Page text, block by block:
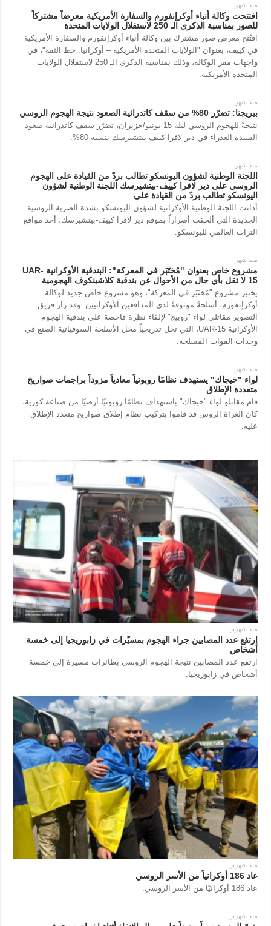
منذ شهر
افتتحت وكالة أنباء أوكرإنفورم والسفارة الأمريكية معرضاً مشتركاً
للصور بمناسبة الذكرى الـ 250 لاستقلال الولايات المتحدة
افتُتح معرض صور مشترك بين وكالة أنباء أوكرإنفورم والسفارة الأمريكية
في كييف، بعنوان "الولايات المتحدة الأمريكية – أوكرانيا: خط الثقة"، في
واجهات مقر الوكالة، وذلك بمناسبة الذكرى الـ 250 لاستقلال الولايات
المتحدة الأمريكية.
منذ شهر
بيريجنا: تضرّر 80% من سقف كاتدرائية الصعود نتيجة الهجوم الروسي
نتيجةً للهجوم الروسي ليلة 15 يونيو/حزيران، تضرّر سقف كاتدرائية صعود
السيدة العذراء في دير لافرا كييف بيتشيرسك بنسبة 80%.
منذ شهر
اللجنة الوطنية لشؤون اليونسكو تطالب بردّ من القيادة على الهجوم
الروسي على دير لافرا كييف-بيتشيرسك اللجنة الوطنية لشؤون
اليونسكو تطالب بردّ من القيادة على
أدانت اللجنة الوطنية الأوكرانية لشؤون اليونسكو بشدة الضربة الروسية
الجديدة التي ألحقت أضراراً بموقع دير لافرا كييف-بيتشيرسك، أحد مواقع
التراث العالمي لليونسكو.
منذ شهر
مشروع خاص بعنوان "مُختَبَر في المعركة": البندقية الأوكرانية UAR-
15 لا تقل بأي حال من الأحوال عن بندقية كلاشينكوف الهجومية
يختبر مشروع "مُختَبَر في المعركة"، وهو مشروع خاص جديد لوكالة
أوكرإنفورم، أسلحةً موثوقةً لدى المدافعين الأوكرانيين. وقد زار فريق
التصوير مقاتلي لواء "روبيج" لإلقاء نظرة فاحصة على بندقية الهجوم
الأوكرانية UAR-15، التي تحل تدريجياً محل الأسلحة السوفياتية الصنع في
وحدات القوات المسلحة.
منذ شهر
لواء "خيجاك" يستهدف نظامًا روبوتياً معادياً مزوداً براجمات صواريخ
متعددة الإطلاق
قام مقاتلو لواء "خيجاك" باستهداف نظامًا روبوتيًا أرضيًا من صناعة كورية،
كان الغزاة الروس قد قاموا بتركيب نظام إطلاق صواريخ متعدد الإطلاق
عليه.
منذ شهرين
ارتفع عدد المصابين جراء الهجوم بمسيّرات في زابوريجيا إلى خمسة
أشخاص
ارتفع عدد المصابين نتيجة الهجوم الروسي بطائرات مسيرة إلى خمسة
أشخاص في زابوريجيا.
منذ شهرين
عاد 186 أوكرانياً من الأسر الروسي
عاد 186 أوكرانيًا من الأسر الروسي.
منذ شهرين